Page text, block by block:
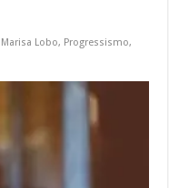
Marisa Lobo, Progressismo,